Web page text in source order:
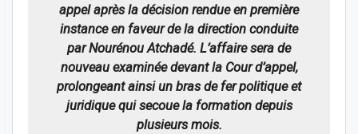
appel après la décision rendue en première
instance en faveur de la direction conduite
par Nourénou Atchadé. L’affaire sera de
nouveau examinée devant la Cour d’appel,
prolongeant ainsi un bras de fer politique et
juridique qui secoue la formation depuis
plusieurs mois.